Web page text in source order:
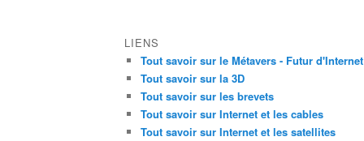
LIENS
Tout savoir sur le Métavers - Futur d'Internet
Tout savoir sur la 3D
Tout savoir sur les brevets
Tout savoir sur Internet et les cables
Tout savoir sur Internet et les satellites